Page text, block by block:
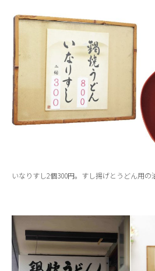
いなりすし2個300円。すし揚げとうどん用の